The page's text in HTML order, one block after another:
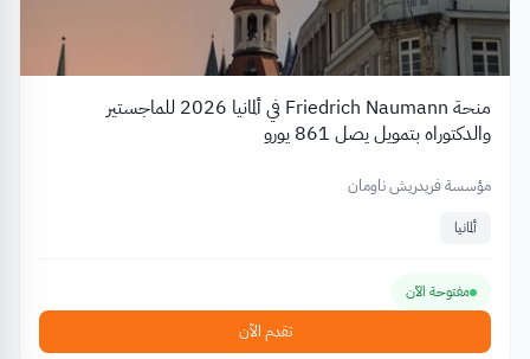
منحة Friedrich Naumann في ألمانيا 2026 للماجستير
والدكتوراه بتمويل يصل 861 يورو
مؤسسة فريدريش ناومان
ألمانيا
مفتوحة الآن
تقدم الآن